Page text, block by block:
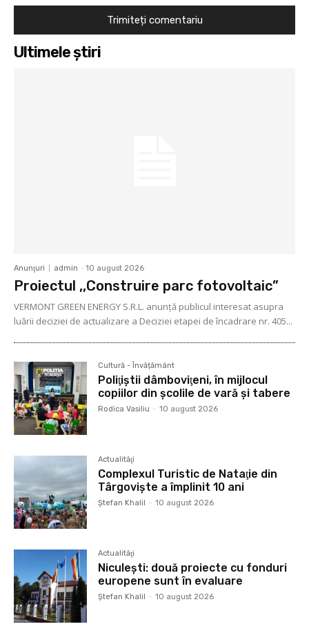
Ultimele ştiri
Anunţuri admin - 10 august 2026
Proiectul ,,Construire parc fotovoltaic”
VERMONT GREEN ENERGY S.R.L. anunță publicul interesat asupra
luării deciziei de actualizare a Deciziei etapei de încadrare nr. 405...
Cultură - Învățământ
Poliţiştii dâmboviţeni, în mijlocul
copiilor din şcolile de vară şi tabere
Rodica Vasiliu - 10 august 2026
Actualităţi
Complexul Turistic de Nataţie din
Târgovişte a împlinit 10 ani
Ştefan Khalil - 10 august 2026
Actualităţi
Niculeşti: două proiecte cu fonduri
europene sunt în evaluare
Ştefan Khalil - 10 august 2026